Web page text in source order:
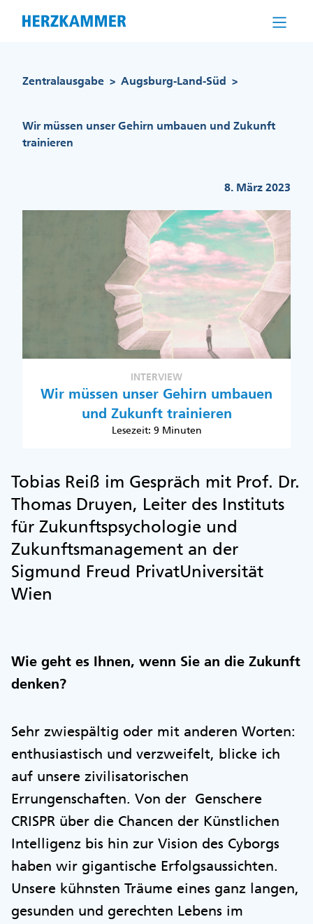
Zentralausgabe > Augsburg-Land-Süd >
Wir müssen unser Gehirn umbauen und Zukunft
trainieren
8. März 2023
INTERVIEW
Wir müssen unser Gehirn umbauen
und Zukunft trainieren
Lesezeit: 9 Minuten
Tobias Reiß im Gespräch mit Prof. Dr.
Thomas Druyen, Leiter des Instituts
für Zukunftspsychologie und
Zukunftsmanagement an der
Sigmund Freud PrivatUniversität
Wien
Wie geht es Ihnen, wenn Sie an die Zukunft
denken?
Sehr zwiespältig oder mit anderen Worten:
enthusiastisch und verzweifelt, blicke ich
auf unsere zivilisatorischen
Errungenschaften. Von der Genschere
CRISPR über die Chancen der Künstlichen
Intelligenz bis hin zur Vision des Cyborgs
haben wir gigantische Erfolgsaussichten.
Unsere kühnsten Träume eines ganz langen,
gesunden und gerechten Lebens im